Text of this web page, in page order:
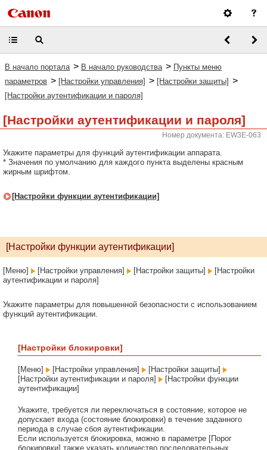
В начало портала > В начало руководства > Пункты меню
параметров > [Настройки управления] > [Настройки защиты] >
[Настройки аутентификации и пароля]
[Настройки аутентификации и пароля]
Номер документа: EW3E-063
Укажите параметры для функций аутентификации аппарата.
* Значения по умолчанию для каждого пункта выделены красным
жирным шрифтом.
[Настройки функции аутентификации]
[Настройки функции аутентификации]
[Меню] [Настройки управления] [Настройки защиты]
[Настройки
аутентификации и пароля]
Укажите параметры для повышенной безопасности с использованием
функций аутентификации.
[Настройки блокировки]
[Меню] [Настройки управления]
[Настройки защиты]
[Настройки аутентификации и пароля]
[Настройки функции
аутентификации]
Укажите, требуется ли переключаться в состояние, которое не
допускает входа (состояние блокировки) в течение заданного
периода в случае сбоя аутентификации.
Если используется блокировка, можно в параметре [Порог
блокировки] также указать количество последовательных